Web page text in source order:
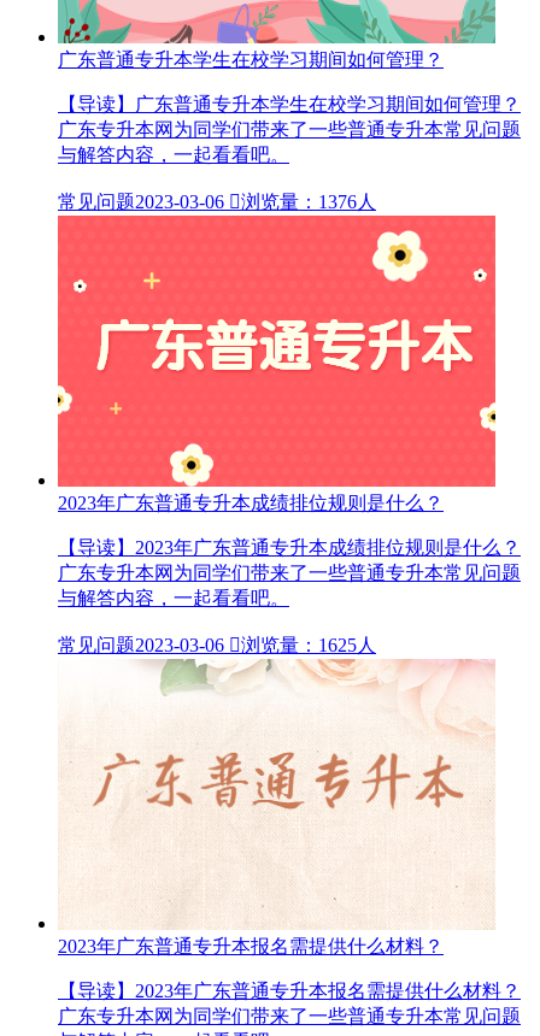
广东普通专升本学生在校学习期间如何管理？
【导读】广东普通专升本学生在校学习期间如何管理？
广东专升本网为同学们带来了一些普通专升本常见问题
与解答内容，一起看看吧。
常见问题2023-03-06 浏览量：1376人
2023年广东普通专升本成绩排位规则是什么？
【导读】2023年广东普通专升本成绩排位规则是什么？
广东专升本网为同学们带来了一些普通专升本常见问题
与解答内容，一起看看吧。
常见问题2023-03-06 浏览量：1625人
2023年广东普通专升本报名需提供什么材料？
【导读】2023年广东普通专升本报名需提供什么材料？
广东专升本网为同学们带来了一些普通专升本常见问题